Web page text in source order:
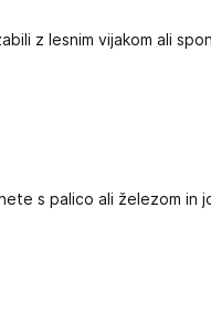
z lesnim vijakom ali
s palico ali železom in